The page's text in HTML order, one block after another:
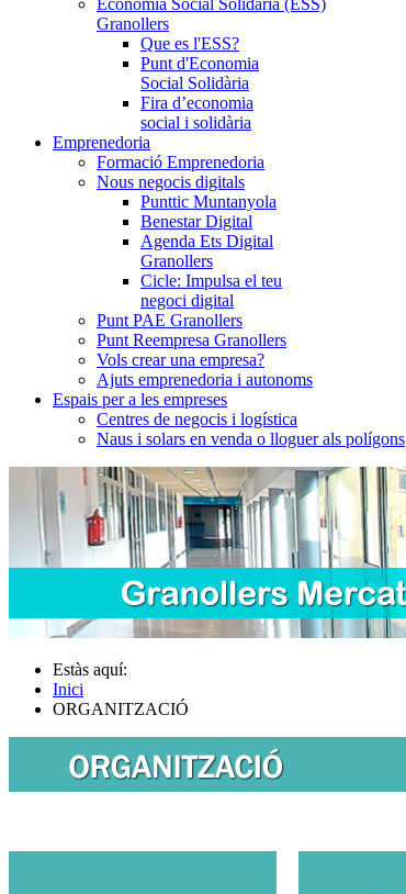
Economia Social Solidària (ESS)
Granollers
Que es l'ESS?
Punt d'Economia
Social Solidària
Fira d’economia
social i solidària
Emprenedoria
Formació Emprenedoria
Nous negocis digitals
Punttic Muntanyola
Benestar Digital
Agenda Ets Digital
Granollers
Cicle: Impulsa el teu
negoci digital
Punt PAE Granollers
Punt Reempresa Granollers
Vols crear una empresa?
Ajuts emprenedoria i autonoms
Espais per a les empreses
Centres de negocis i logística
Naus i solars en venda o lloguer als polígons
Estàs aquí:
Inici
ORGANITZACIÓ